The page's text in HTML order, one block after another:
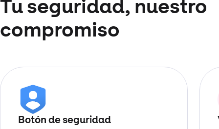
Tu seguridad, nuestro
compromiso
Botón de seguridad